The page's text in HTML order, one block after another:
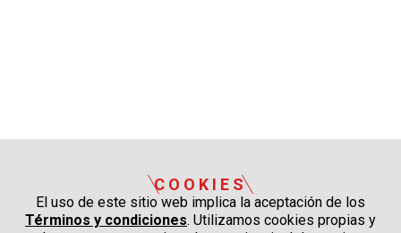
COOKIES
El uso de este sitio web implica la aceptación de los
Términos y condiciones. Utilizamos cookies propias y